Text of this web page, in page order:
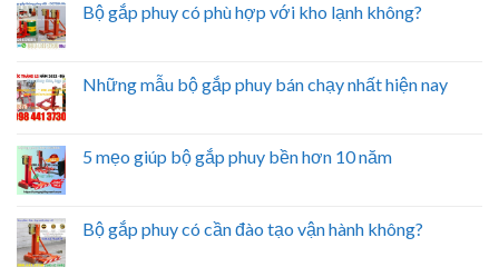
Bộ gắp phuy có phù hợp với kho lạnh không?
Những mẫu bộ gắp phuy bán chạy nhất hiện nay
5 mẹo giúp bộ gắp phuy bền hơn 10 năm
Bộ gắp phuy có cần đào tạo vận hành không?